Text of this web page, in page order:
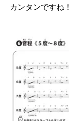
カンタンですね！